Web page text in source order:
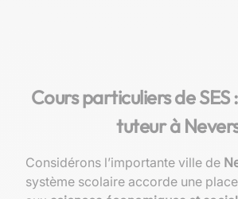
Cours particuliers de SES
tuteur à
Considérons l’importante ville de
système scolaire accorde une